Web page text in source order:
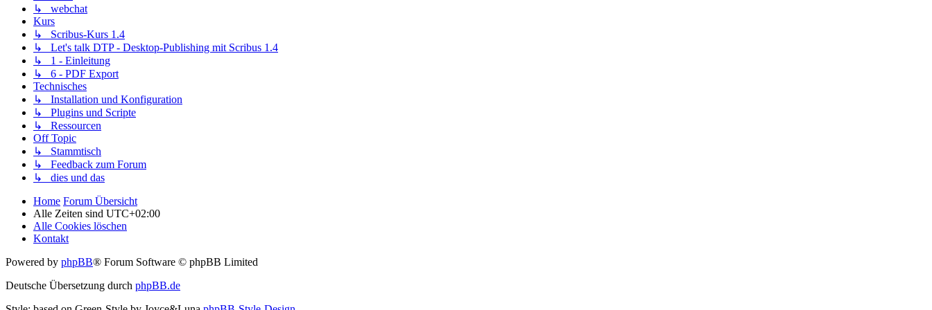
↳ webchat
Kurs
↳ Scribus-Kurs 1.4
↳ Let's talk DTP - Desktop-Publishing mit Scribus 1.4
↳ 1 - Einleitung
↳ 6 - PDF Export
Technisches
↳ Installation und Konfiguration
↳ Plugins und Scripte
↳ Ressourcen
Off Topic
↳ Stammtisch
↳ Feedback zum Forum
↳ dies und das
Home Forum Übersicht
Alle Zeiten sind UTC+02:00
Alle Cookies löschen
Kontakt
Powered by phpBB® Forum Software © phpBB Limited
Deutsche Übersetzung durch phpBB.de